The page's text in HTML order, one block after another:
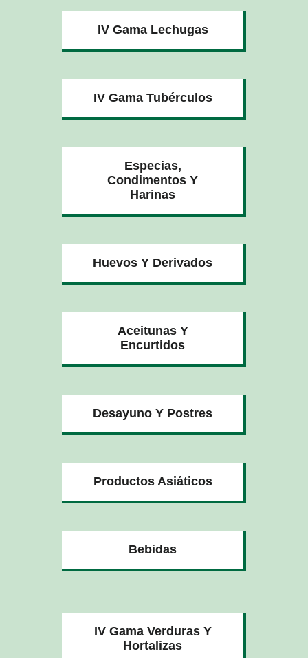
IV Gama Lechugas
IV Gama Tubérculos
Especias,
Condimentos Y
Harinas
Huevos Y Derivados
Aceitunas Y
Encurtidos
Desayuno Y Postres
Productos Asiáticos
Bebidas
IV Gama Verduras Y
Hortalizas